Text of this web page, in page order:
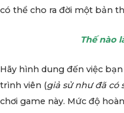
có thể cho ra đời một bản
Thế nào
Hãy hình dung đến việc
trình viên (giả sử như đã có
chơi game này. Mức độ